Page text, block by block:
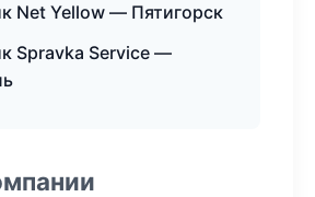
Net Yellow — Пятигорск
Spravka Service —